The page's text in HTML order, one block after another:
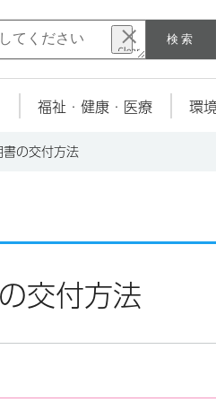
検索
福祉・健康・医療 環
の交付方法
交付方法